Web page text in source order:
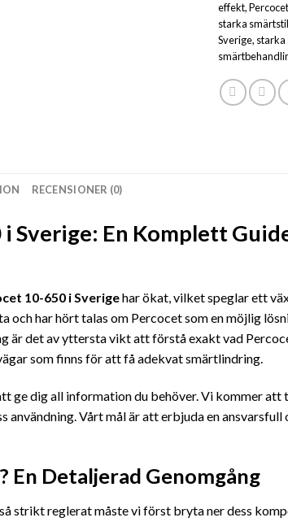
effekt,
starka
Sverige, starka
RECENSIONER (0)
Sverige: En Komplett
10-650 i Sverigehar ökat, vilket speglar ett
och har hört talas om Percocet som en möjlig
är det av yttersta vikt att förstå exakt vad
som finns för att få adekvat smärtlindring.
ge dig all information du behöver. Vi kommer
användning. Vårt mål är att erbjuda en ansvarsfull
En Detaljerad Genomgång
strikt reglerat måste vi först bryta ner dess